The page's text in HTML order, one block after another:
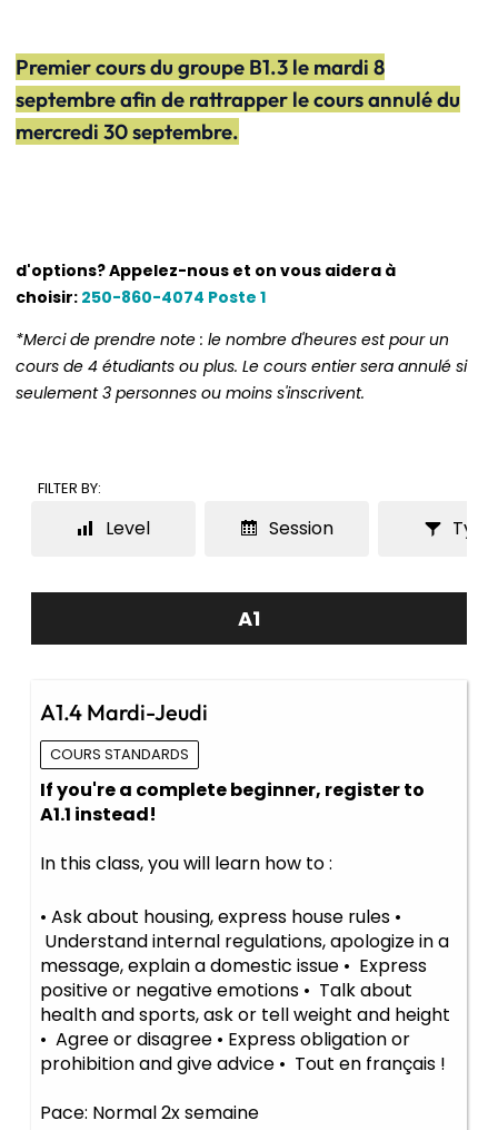
Premier cours du groupe B1.3 le mardi 8
septembre afin de rattrapper le cours annulé du
mercredi 30 septembre.
d'options? Appelez-nous et on vous aidera à
choisir: 250-860-4074 Poste 1
*Merci de prendre note : le nombre d'heures est pour un
cours de 4 étudiants ou plus. Le cours entier sera annulé si
seulement 3 personnes ou moins s'inscrivent.
FILTER BY:
Level Session Type
A1
A1.4 Mardi-Jeudi
COURS STANDARDS
If you're a complete beginner, register to
A1.1 instead!
In this class, you will learn how to :
• Ask about housing, express house rules •
Understand internal regulations, apologize in a
message, explain a domestic issue • Express
positive or negative emotions • Talk about
health and sports, ask or tell weight and height
• Agree or disagree • Express obligation or
prohibition and give advice • Tout en français !
Pace: Normal 2x semaine